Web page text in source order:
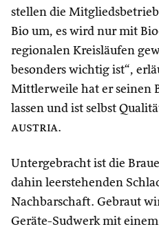
stellen die
Bio um, es wird nur mit
regionalen Kreisläufen
besonders wichtig ist“,
Mittlerweile hat er seinen
lassen und ist selbst
austria.
Untergebracht ist die
dahin leerstehenden
Nachbarschaft. Gebraut
Geräte-Sudwerk mit